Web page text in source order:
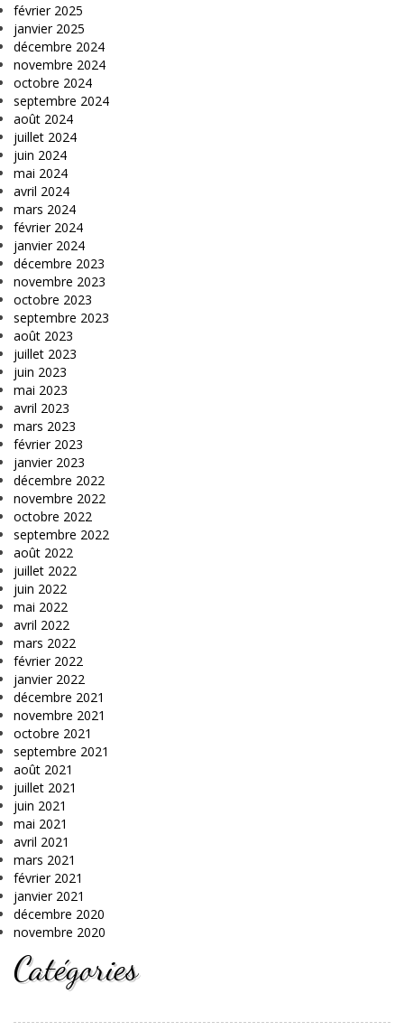
février 2025
janvier 2025
décembre 2024
novembre 2024
octobre 2024
septembre 2024
août 2024
juillet 2024
juin 2024
mai 2024
avril 2024
mars 2024
février 2024
janvier 2024
décembre 2023
novembre 2023
octobre 2023
septembre 2023
août 2023
juillet 2023
juin 2023
mai 2023
avril 2023
mars 2023
février 2023
janvier 2023
décembre 2022
novembre 2022
octobre 2022
septembre 2022
août 2022
juillet 2022
juin 2022
mai 2022
avril 2022
mars 2022
février 2022
janvier 2022
décembre 2021
novembre 2021
octobre 2021
septembre 2021
août 2021
juillet 2021
juin 2021
mai 2021
avril 2021
mars 2021
février 2021
janvier 2021
décembre 2020
novembre 2020
Catégories